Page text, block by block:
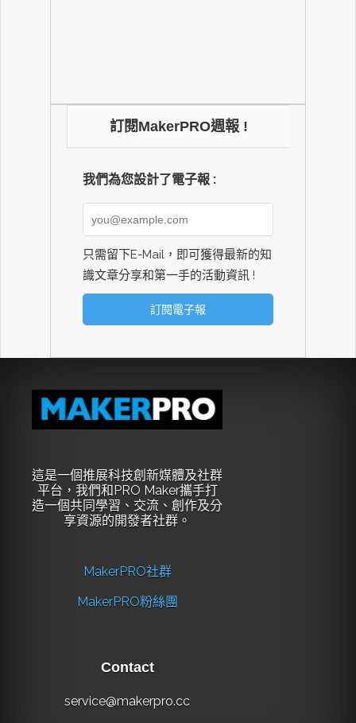
訂閱MakerPRO週報 !
我們為您設計了電子報 :
只需留下E-Mail，即可獲得最新的知
識文章分享和第一手的活動資訊 !
這是一個推展科技創新媒體及社群
平台，我們和PRO Maker攜手打
造一個共同學習、交流、創作及分
享資源的開發者社群。
MakerPRO社群
MakerPRO粉絲團
Contact
service@makerpro.cc